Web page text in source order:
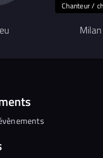
Chanteur /
Milan